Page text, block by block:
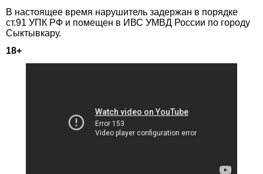
В настоящее время нарушитель задержан в порядке
ст.91 УПК РФ и помещен в ИВС УМВД России по городу
Сыктывкару.
18+